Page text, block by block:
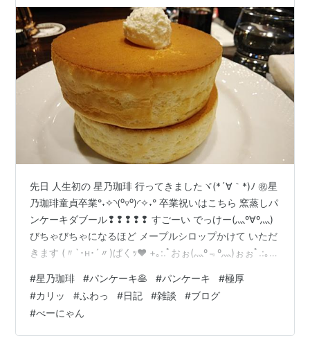
先日 人生初の 星乃珈琲 行ってきましたヾ(*´∀｀*)ﾉ ㊗星
乃珈琲童貞卒業°˖✧◝(⁰▿⁰)◜✧˖° 卒業祝いはこちら 窯蒸しパ
ンケーキダブール❢❢❢❢❢ すごーい でっけー(灬º∀º灬)
びちゃびちゃになるほど メープルシロップかけて いただ
きます (〃`･н･´〃)ぱくｯ♥ +｡:.ﾟおぉ(灬º﹃º灬)ぉぉﾟ.:｡
ケーキ🥞 食べたけど ここが一番だわ(灬º∀º灬) しかも ダ
ブルで ７８０円❢ お値段もリーズナブルね💕 ハマっちゃ
いそう(⋈◍＞◡＜◍)。✧♡
#星乃珈琲 #パンケーキ🥞 #パンケーキ #極厚
#カリッ #ふわっ #日記 #雑談 #ブログ
#べーにゃん